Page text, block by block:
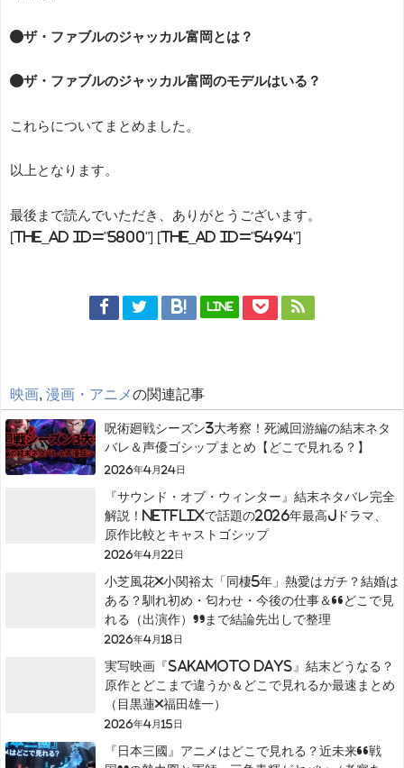
●ザ・ファブルのジャッカル富岡とは？
●ザ・ファブルのジャッカル富岡のモデルはいる？
これらについてまとめました。
以上となります。
最後まで読んでいただき、ありがとうございます。
[the_ad id="5800"] [the_ad id="5494"]
LINE
映画 漫画・アニメの関連記事
呪術廻戦シーズン3大考察！死滅回游編の結末ネタ
バレ＆声優ゴシップまとめ【どこで見れる？】
2026年4月24日
『サウンド・オブ・ウィンター』結末ネタバレ完全
解説！Netflixで話題の2026年最高Jドラマ、
原作比較とキャストゴシップ
2026年4月22日
小芝風花×小関裕太「同棲5年」熱愛はガチ？結婚は
ある？馴れ初め・匂わせ・今後の仕事＆“どこで見
れる（出演作）”まで結論先出しで整理
2026年4月18日
実写映画『SAKAMOTO DAYS』結末どうなる？
原作とどこまで違うか＆どこで見れるか最速まとめ
（目黒蓮×福田雄一）
2026年4月15日
『日本三國』アニメはどこで見れる？近未来“戦